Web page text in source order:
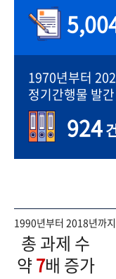
1970년부터
정기간행물 발
924
1990년부터 2018년까
총 과제 수
약7배 증가